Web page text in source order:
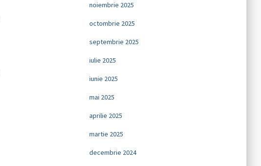
noiembrie 2025
octombrie 2025
septembrie 2025
iulie 2025
iunie 2025
mai 2025
aprilie 2025
martie 2025
decembrie 2024